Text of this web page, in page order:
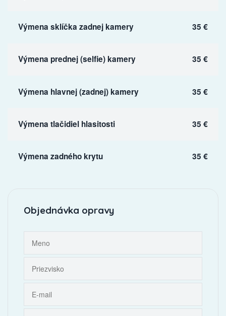
Výmena sklíčka zadnej kamery 35 €
Výmena prednej (selfie) kamery 35 €
Výmena hlavnej (zadnej) kamery 35 €
Výmena tlačidiel hlasitosti 35 €
Výmena zadného krytu 35 €
Objednávka opravy